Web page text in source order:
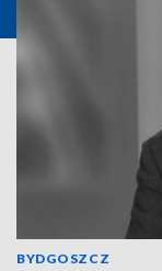
BYDGOSZCZ